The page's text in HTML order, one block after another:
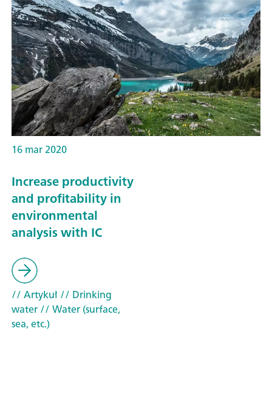
16 mar 2020
Increase productivity
and profitability in
environmental
analysis with IC
// Artykuł// Drinking
water// Water (surface,
sea, etc.)